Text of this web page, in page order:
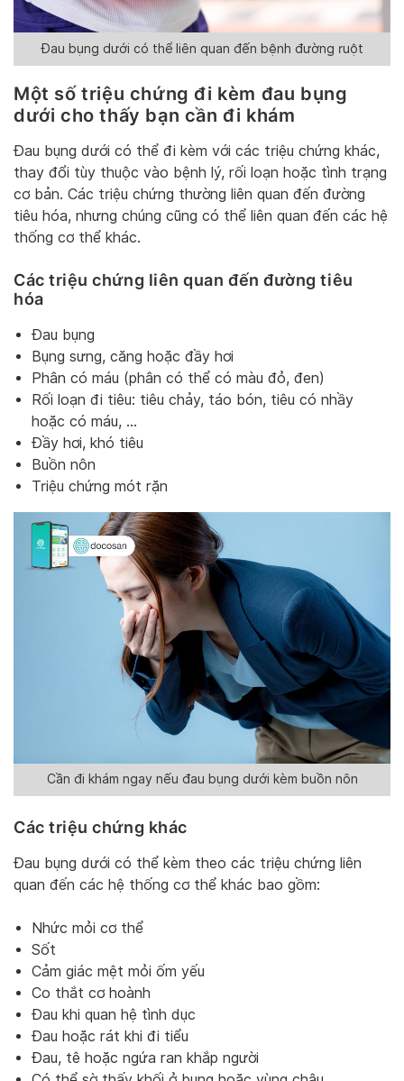
Đau bụng dưới có thể liên quan đến bệnh đường ruột
Một số triệu chứng đi kèm đau bụng
dưới cho thấy bạn cần đi khám
Đau bụng dưới có thể đi kèm với các triệu chứng khác,
thay đổi tùy thuộc vào bệnh lý, rối loạn hoặc tình trạng
cơ bản. Các triệu chứng thường liên quan đến đường
tiêu hóa, nhưng chúng cũng có thể liên quan đến các hệ
thống cơ thể khác.
Các triệu chứng liên quan đến đường tiêu
hóa
Đau bụng
Bụng sưng, căng hoặc đầy hơi
Phân có máu (phân có thể có màu đỏ, đen)
Rối loạn đi tiêu: tiêu chảy, táo bón, tiêu có nhầy
hoặc có máu, …
Đầy hơi, khó tiêu
Buồn nôn
Triệu chứng mót rặn
Cần đi khám ngay nếu đau bụng dưới kèm buồn nôn
Các triệu chứng khác
Đau bụng dưới có thể kèm theo các triệu chứng liên
quan đến các hệ thống cơ thể khác bao gồm:
Nhức mỏi cơ thể
Sốt
Cảm giác mệt mỏi ốm yếu
Co thắt cơ hoành
Đau khi quan hệ tình dục
Đau hoặc rát khi đi tiểu
Đau, tê hoặc ngứa ran khắp người